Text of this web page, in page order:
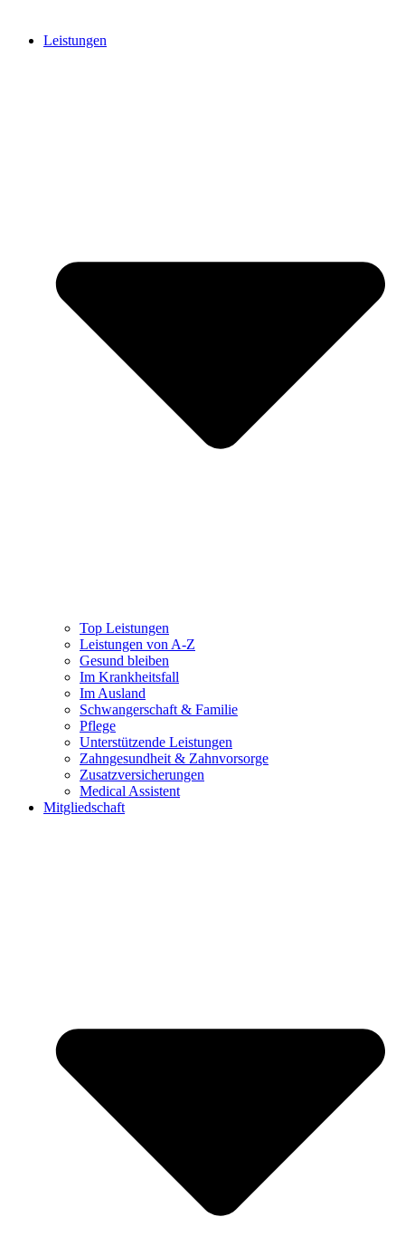
Leistungen
Top Leistungen
Leistungen von A-Z
Gesund bleiben
Im Krankheitsfall
Im Ausland
Schwangerschaft & Familie
Pflege
Unterstützende Leistungen
Zahngesundheit & Zahnvorsorge
Zusatzversicherungen
Medical Assistent
Mitgliedschaft